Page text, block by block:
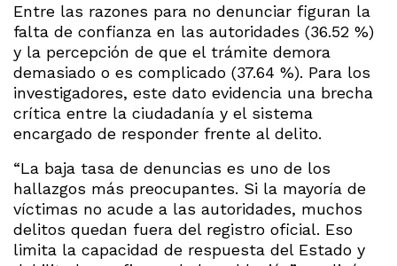
Entre las razones para no denunciar figuran la
falta de confianza en las autoridades (36.52 %)
y la percepción de que el trámite demora
demasiado o es complicado (37.64 %). Para los
investigadores, este dato evidencia una brecha
crítica entre la ciudadanía y el sistema
encargado de responder frente al delito.
“La baja tasa de denuncias es uno de los
hallazgos más preocupantes. Si la mayoría de
víctimas no acude a las autoridades, muchos
delitos quedan fuera del registro oficial. Eso
limita la capacidad de respuesta del Estado y